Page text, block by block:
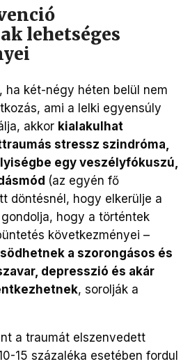
lehetséges
ha két-négy héten belül nem
ami a lelki egyensúly
akkor kialakulhat
stressz szindróma,
egy veszélyfókuszú,
(az egyén fő
döntésnél, hogy elkerülje a
hogy a történtek
következményei –
a szorongásos és
depresszió és akár
, sorolják a
a traumát elszenvedett
15 százaléka esetében fordul